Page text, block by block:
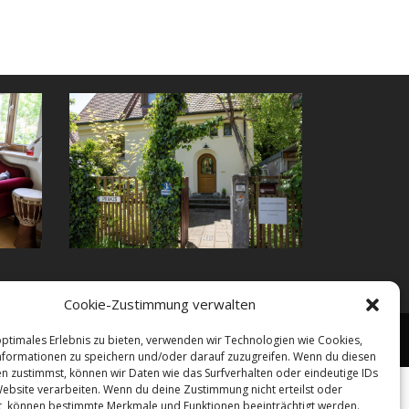
Cookie-Zustimmung verwalten
Erlebnis zu bieten, verwenden wir Technologien wie Cookies,
zu speichern und/oder darauf zuzugreifen. Wenn du diesen
zustimmst, können wir Daten wie das Surfverhalten oder eindeutige IDs
verarbeiten. Wenn du deine Zustimmung nicht erteilst oder
können bestimmte Merkmale und Funktionen beeinträchtigt werden.
Ausbildung Impressum Datenschutz